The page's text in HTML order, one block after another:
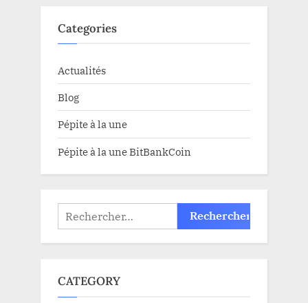
Categories
Actualités
Blog
Pépite à la une
Pépite à la une BitBankCoin
Rechercher :
CATEGORY